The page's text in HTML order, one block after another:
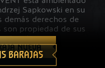
nueva
BARAJAS
Sapkowski en su
demás derechos de
son propiedad de sus